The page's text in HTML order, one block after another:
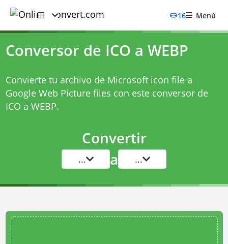
16 Menú
Conversor de ICO a WEBP
Convierte tu archivo de Microsoft icon file a
Google Web Picture files con este conversor de
ICO a WEBP.
Convertir
... a ...